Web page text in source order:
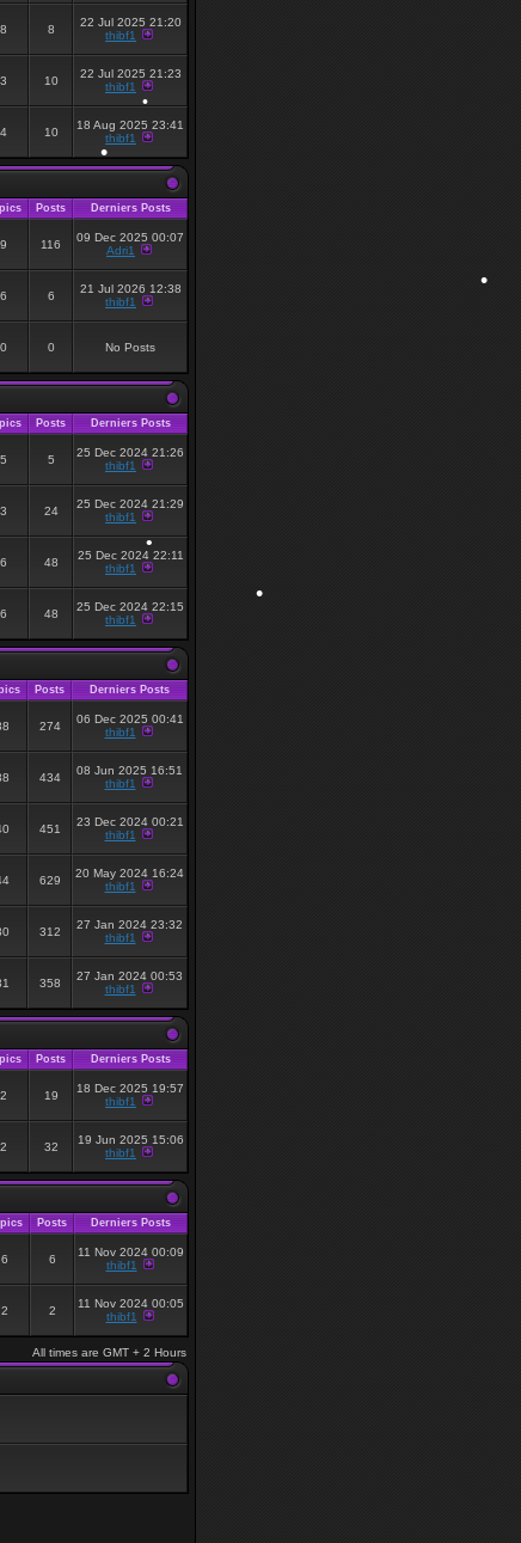
8 8
22 Jul 2025 21:20
thibf1
3 10
22 Jul 2025 21:23
thibf1
4 10
18 Aug 2025 23:41
thibf1
Posts Derniers Posts
9 116
09 Dec 2025 00:07
Adri1
6 6
21 Jul 2026 12:38
thibf1
0 0 No Posts
Posts Derniers Posts
5 5
25 Dec 2024 21:26
thibf1
3 24
25 Dec 2024 21:29
thibf1
6 48
25 Dec 2024 22:11
thibf1
6 48
25 Dec 2024 22:15
thibf1
Posts Derniers Posts
274
06 Dec 2025 00:41
thibf1
434
08 Jun 2025 16:51
thibf1
451
23 Dec 2024 00:21
thibf1
629
20 May 2024 16:24
thibf1
312
27 Jan 2024 23:32
thibf1
358
27 Jan 2024 00:53
thibf1
Posts Derniers Posts
2 19
18 Dec 2025 19:57
thibf1
2 32
19 Jun 2025 15:06
thibf1
Posts Derniers Posts
6 6
11 Nov 2024 00:09
thibf1
2 2
11 Nov 2024 00:05
thibf1
All times are GMT + 2 Hours
•
•
•